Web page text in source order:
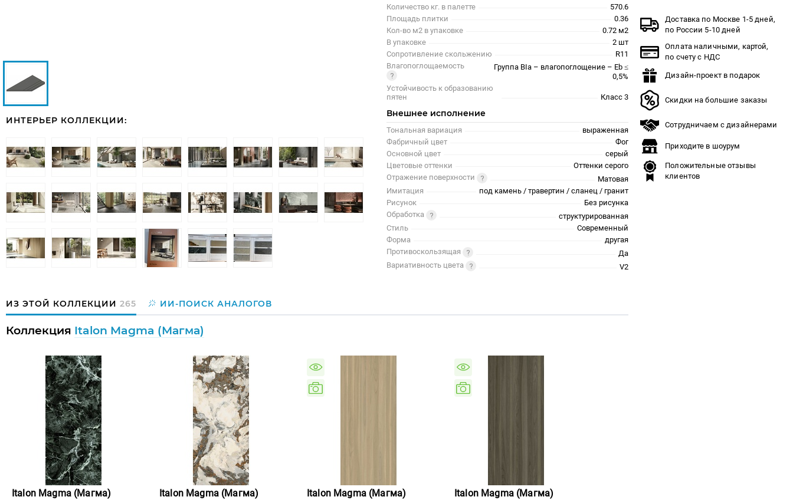
ИНТЕРЬЕР КОЛЛЕКЦИИ:
Количество кг. в палетте
570.6
Площадь плитки
0.36
Кол-во м2 в упаковке
0.72 м2
В упаковке
2 шт
Сопротивление скольжению
R11
Влагопоглощаемость
Группа BIa – влагопоглощение – Eb ≤
0,5%
Устойчивость к образованию
пятен
Класс 3
Внешнее исполнение
Тональная вариация
выраженная
Фабричный цвет
Фог
Основной цвет
серый
Цветовые оттенки
Оттенки серого
Отражение поверхности
Матовая
Имитация
под камень / травертин / сланец / гранит
Рисунок
Без рисунка
Обработка
структурированная
Стиль
Современный
Форма
другая
Противоскользящая
Да
Вариативность цвета
V2
ИЗ ЭТОЙ КОЛЛЕКЦИИ 265 ИИ-ПОИСК АНАЛОГОВ
Коллекция Italon Magma (Магма)
Italon Magma (Магма)
Italon Magma (Магма)
Italon Magma (Магма)
Italon Magma (Магма)
Доставка по Москве 1-5 дней,
по России 5-10 дней
Оплата наличными, картой,
по счету с НДС
Дизайн-проект в подарок
Скидки на большие заказы
Сотрудничаем с дизайнерами
Приходите в шоурум
Положительные отзывы
клиентов